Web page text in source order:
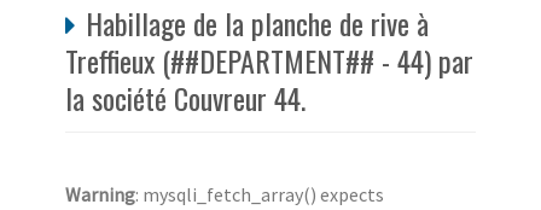
Habillage de la planche de rive à
Treffieux (##DEPARTMENT## - 44) par
la société Couvreur 44.
Warning: mysqli_fetch_array() expects